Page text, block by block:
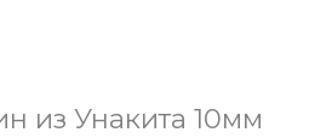
из Унакита 10мм